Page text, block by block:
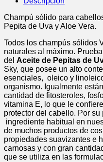
Cabello
Normal
50
cantidad
Champú sólido para
Pepita de Uva y Aloe Vera.
Todos los champús sólidos
naturales al máximo.
del Aceite de Pepitas de
Sky, que posee un alto
esenciales, oleico y
organismo. Igualmente
cantidad de fitosteroles,
vitamina E, lo que le
protector del cabello. Por su
ingrediente habitual en
de muchos productos de
propiedades suavizantes e
carnosas y con gran
que se utiliza en las